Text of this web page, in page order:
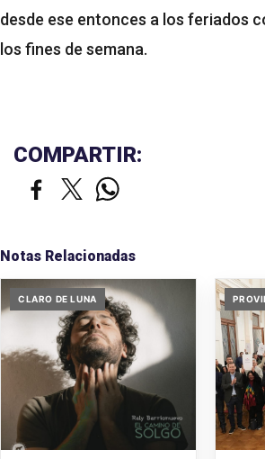
desde ese entonces a los feriados
los fines de semana.
COMPARTIR:
Notas Relacionadas
CLARO DE LUNA